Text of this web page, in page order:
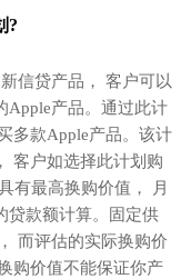
?
信贷产品， 客户可以
Apple产品。通过此计
多款Apple产品。该计
客户如选择此计划购
有最高换购价值， 月
贷款额计算。固定供
而评估的实际换购价
购价值不能保证你产